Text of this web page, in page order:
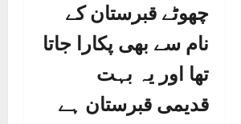
چھوٹے قبرستان کے
نام سے بھی پکارا جاتا
تھا اور یہ بہت
قدیمی قبرستان ہے